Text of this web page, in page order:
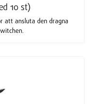
10 st)
att ansluta den dragna